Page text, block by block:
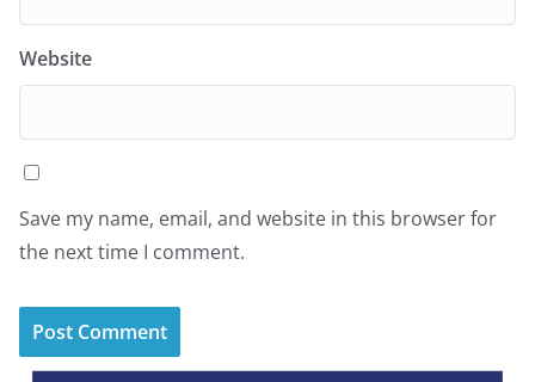
Website
Save my name, email, and website in this browser for
the next time I comment.